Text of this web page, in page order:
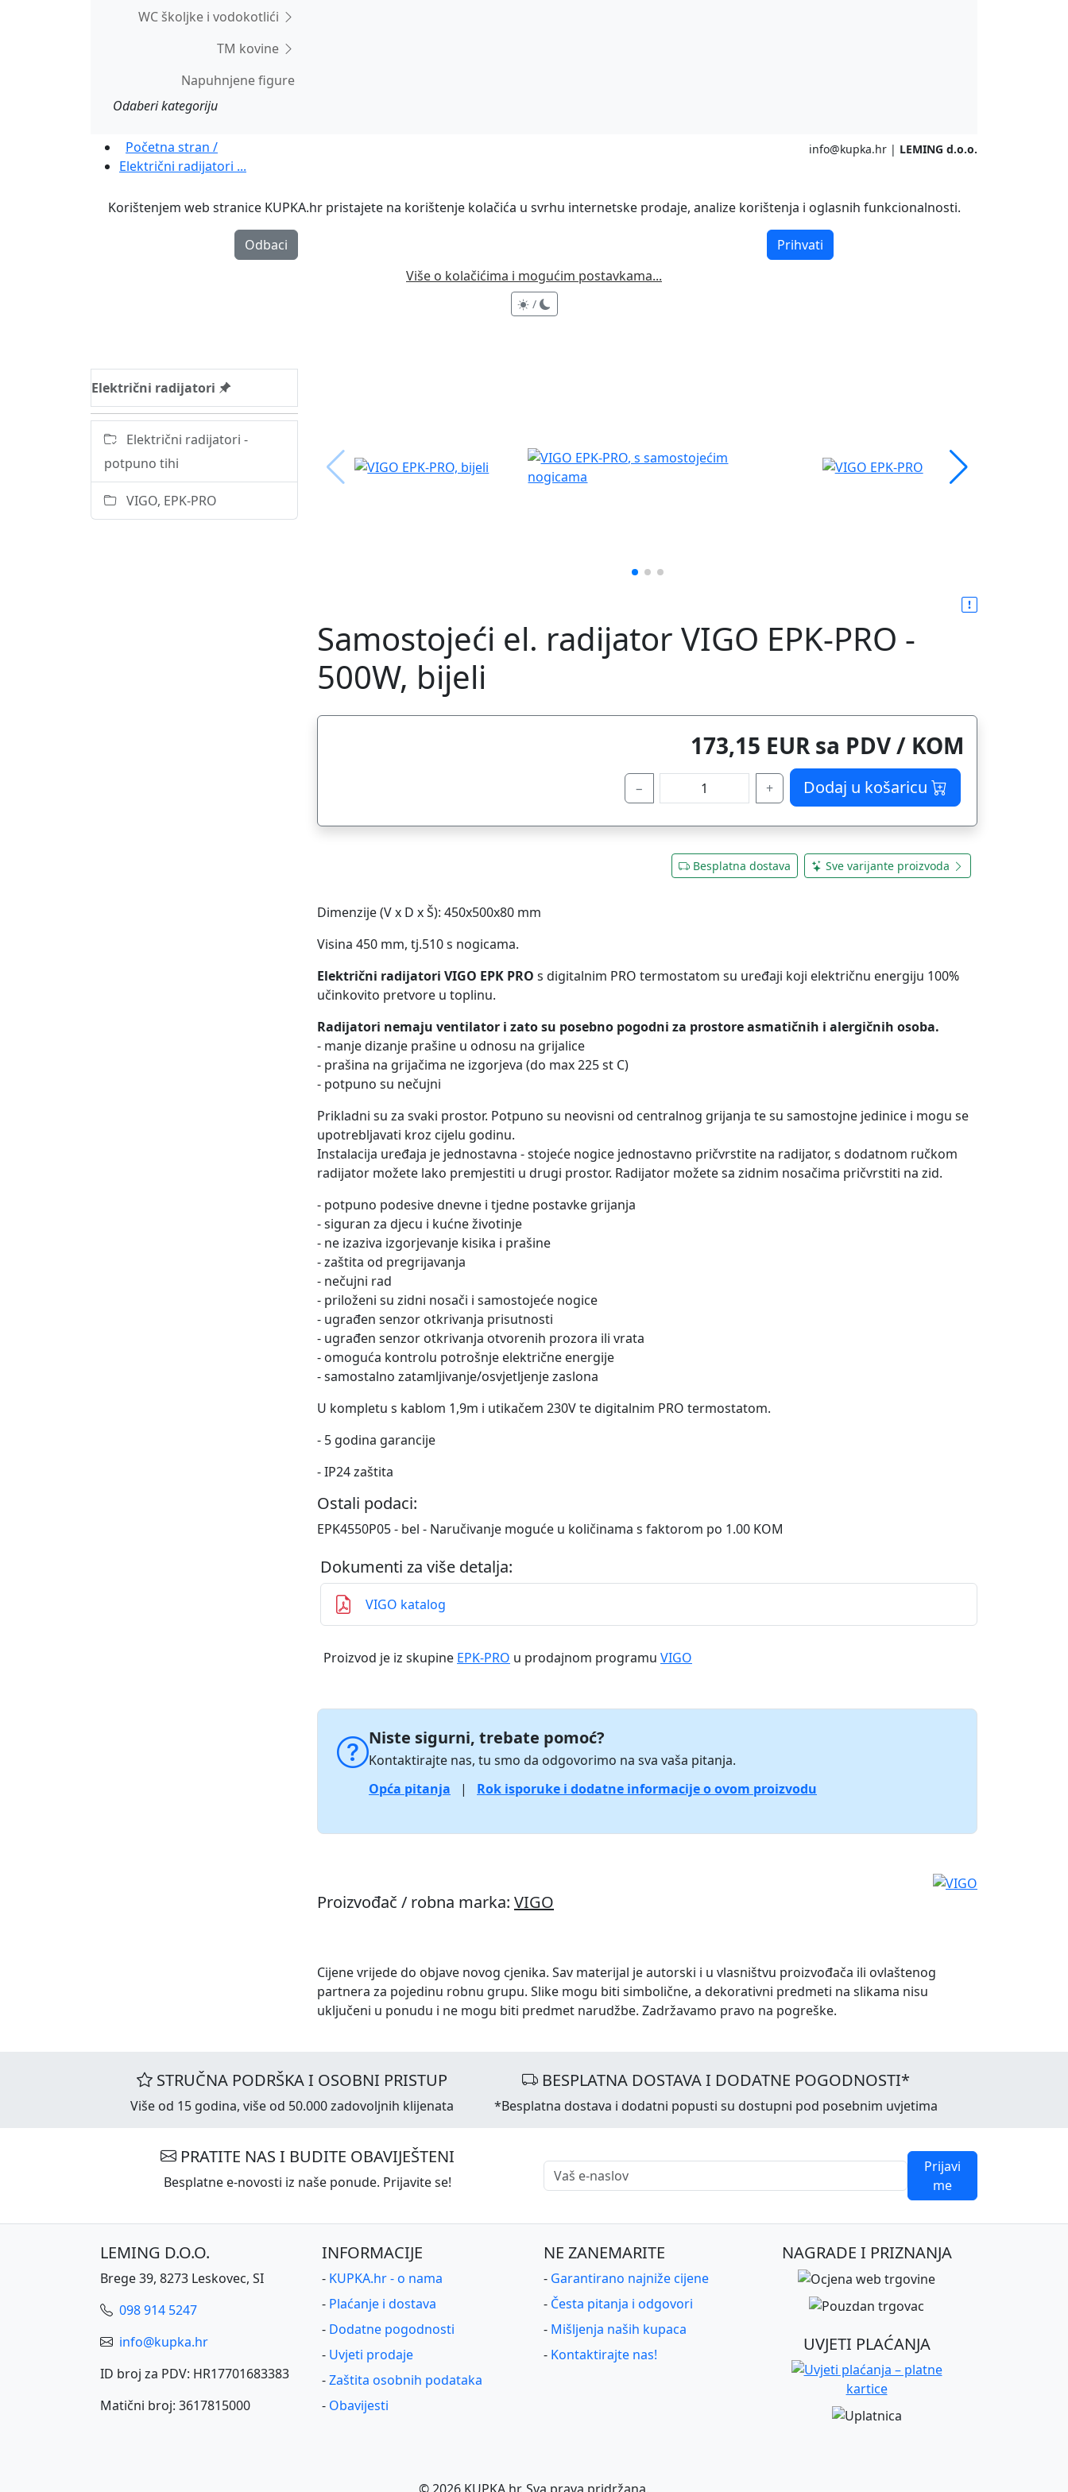
WC školjke i vodokotlići
TM kovine
Napuhnjene figure
Odaberi kategoriju
Početna stran /
Električni radijatori ...
info@kupka.hr | LEMING d.o.o.
Korištenjem web stranice KUPKA.hr pristajete na korištenje kolačića u svrhu internetske prodaje, analize korištenja i oglasnih funkcionalnosti.
Odbaci
Prihvati
Više o kolačićima i mogućim postavkama...
/
Električni radijatori
Električni radijatori -
potpuno tihi
VIGO, EPK-PRO
Samostojeći el. radijator VIGO EPK-PRO -
500W, bijeli
173,15 EUR sa PDV / KOM
− + Dodaj u košaricu
Besplatna dostava Sve varijante proizvoda
Dimenzije (V x D x Š): 450x500x80 mm
Visina 450 mm, tj.510 s nogicama.
Električni radijatori VIGO EPK PRO s digitalnim PRO termostatom su uređaji koji električnu energiju 100%
učinkovito pretvore u toplinu.
Radijatori nemaju ventilator i zato su posebno pogodni za prostore asmatičnih i alergičnih osoba.
- manje dizanje prašine u odnosu na grijalice
- prašina na grijačima ne izgorjeva (do max 225 st C)
- potpuno su nečujni
Prikladni su za svaki prostor. Potpuno su neovisni od centralnog grijanja te su samostojne jedinice i mogu se
upotrebljavati kroz cijelu godinu.
Instalacija uređaja je jednostavna - stojeće nogice jednostavno pričvrstite na radijator, s dodatnom ručkom
radijator možete lako premjestiti u drugi prostor. Radijator možete sa zidnim nosačima pričvrstiti na zid.
- potpuno podesive dnevne i tjedne postavke grijanja
- siguran za djecu i kućne životinje
- ne izaziva izgorjevanje kisika i prašine
- zaštita od pregrijavanja
- nečujni rad
- priloženi su zidni nosači i samostojeće nogice
- ugrađen senzor otkrivanja prisutnosti
- ugrađen senzor otkrivanja otvorenih prozora ili vrata
- omoguća kontrolu potrošnje električne energije
- samostalno zatamljivanje/osvjetljenje zaslona
U kompletu s kablom 1,9m i utikačem 230V te digitalnim PRO termostatom.
- 5 godina garancije
- IP24 zaštita
Ostali podaci:
EPK4550P05 - bel - Naručivanje moguće u količinama s faktorom po 1.00 KOM
Dokumenti za više detalja:
VIGO katalog
Proizvod je iz skupine EPK-PRO u prodajnom programu VIGO
Niste sigurni, trebate pomoć?
Kontaktirajte nas, tu smo da odgovorimo na sva vaša pitanja.
Opća pitanja
| Rok isporuke i dodatne informacije o ovom proizvodu
Proizvođač / robna marka: VIGO
Cijene vrijede do objave novog cjenika. Sav materijal je autorski i u vlasništvu proizvođača ili ovlaštenog
partnera za pojedinu robnu grupu. Slike mogu biti simbolične, a dekorativni predmeti na slikama nisu
uključeni u ponudu i ne mogu biti predmet narudžbe. Zadržavamo pravo na pogreške.
STRUČNA PODRŠKA I OSOBNI PRISTUP
Više od 15 godina, više od 50.000 zadovoljnih klijenata
BESPLATNA DOSTAVA I DODATNE POGODNOSTI*
*Besplatna dostava i dodatni popusti su dostupni pod posebnim uvjetima
PRATITE NAS I BUDITE OBAVIJEŠTENI
Besplatne e-novosti iz naše ponude. Prijavite se!
Prijavi
me
LEMING D.O.O.
Brege 39, 8273 Leskovec, SI
098 914 5247
info@kupka.hr
ID broj za PDV: HR17701683383
Matični broj: 3617815000
INFORMACIJE
- KUPKA.hr - o nama
- Plaćanje i dostava
- Dodatne pogodnosti
- Uvjeti prodaje
-Zaštita osobnih podataka
- Obavijesti
NE ZANEMARITE
- Garantirano najniže cijene
- Česta pitanja i odgovori
- Mišljenja naših kupaca
- Kontaktirajte nas!
NAGRADE I PRIZNANJA
UVJETI PLAĆANJA